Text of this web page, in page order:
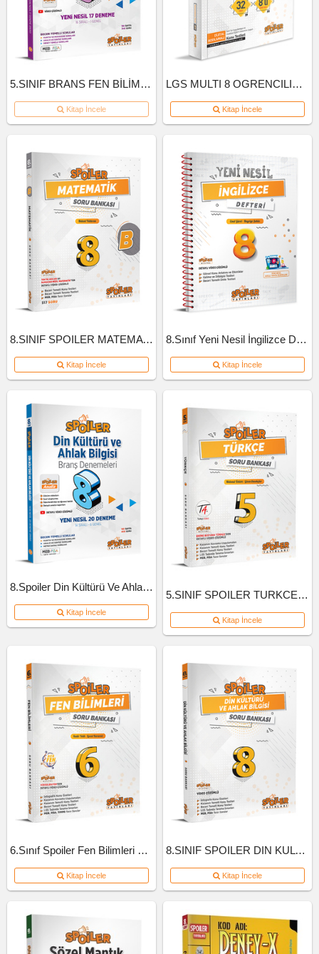
5.SINIF BRANS FEN BİLİMLERİ DENEME
Kitap İncele
LGS MULTI 8 OGRENCILIK KUTU INGILIZCE
Kitap İncele
8.SINIF SPOILER MATEMATIK SB B-KITAP
Kitap İncele
8.Sınıf Yeni Nesil İngilizce Defteri
Kitap İncele
8.Spoiler Din Kültürü Ve Ahlak Bil Branş Deneme
Kitap İncele
5.SINIF SPOILER TURKCE SB 2022
Kitap İncele
6.Sınıf Spoiler Fen Bilimleri Soru Bankası
Kitap İncele
8.SINIF SPOILER DIN KULTURU SB
Kitap İncele